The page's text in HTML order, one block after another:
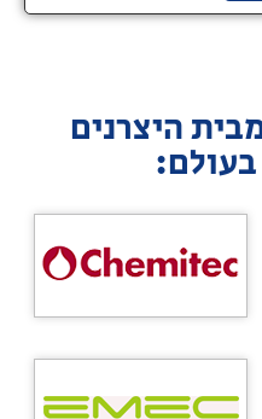
היצרנים